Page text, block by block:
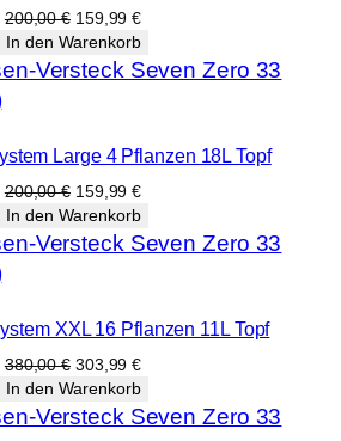
200,00€ Ursprünglicher
Preis
war:
200,00 €
159,99€Aktueller
Preis
ist:
159,99 €.
In den Warenkorb
Large 4 Pflanzen 18L Topf
200,00€ Ursprünglicher
Preis
war:
200,00 €
159,99€Aktueller
Preis
ist:
159,99 €.
In den Warenkorb
XXL 16 Pflanzen 11L Topf
380,00€ Ursprünglicher
Preis
war:
380,00 €
303,99€Aktueller
Preis
ist:
303,99 €.
In den Warenkorb